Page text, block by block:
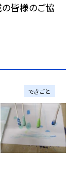
の皆様のご協
できごと